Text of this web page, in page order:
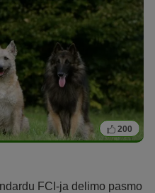
200
FCI-ja delimo pasmo